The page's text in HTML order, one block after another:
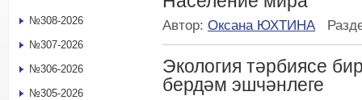
Автор: Оксана ЮХТИНА
Экология тәрбиясе
бердәм эшчәнлеге
№308-2026
№307-2026
№306-2026
№305-2026